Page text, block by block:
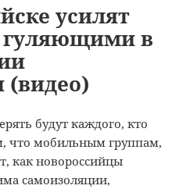
усилят
гуляющими в
будут каждого, кто
что мобильным группам,
как новороссийцы
самоизоляции,